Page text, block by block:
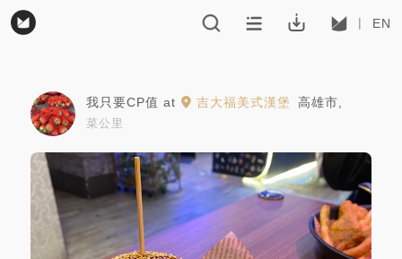
EN
我只要CP值 at 吉大福美式漢堡 高雄市
菜公里